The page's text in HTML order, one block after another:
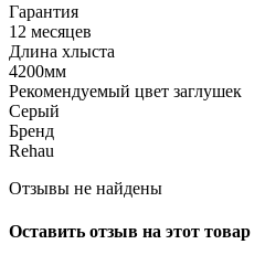
Гарантия
12 месяцев
Длина хлыста
4200мм
Рекомендуемый цвет заглушек
Серый
Бренд
Rehau
Отзывы не найдены
Оставить отзыв на этот товар